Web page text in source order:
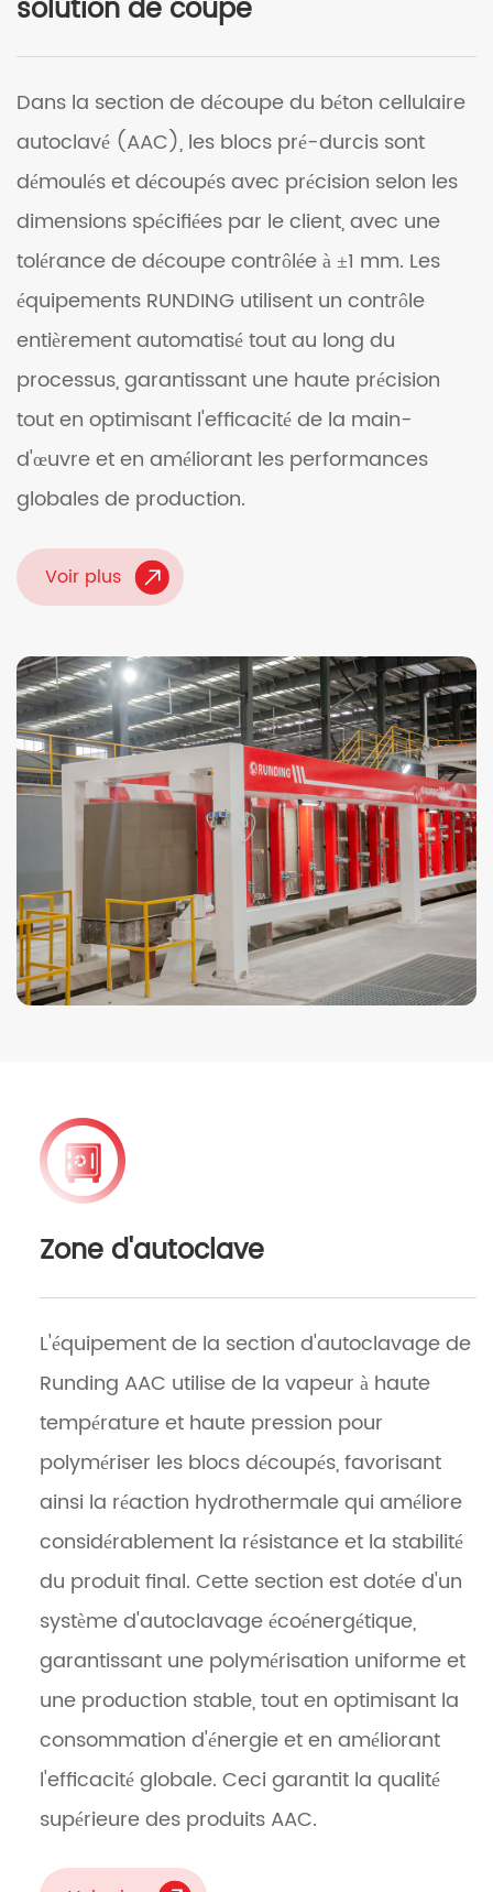
solution de coupe
Dans la section de découpe du béton cellulaire
autoclavé (AAC), les blocs pré-durcis sont
démoulés et découpés avec précision selon les
dimensions spécifiées par le client, avec une
tolérance de découpe contrôlée à ±1 mm. Les
équipements RUNDING utilisent un contrôle
entièrement automatisé tout au long du
processus, garantissant une haute précision
tout en optimisant l'efficacité de la main-
d'œuvre et en améliorant les performances
globales de production.
Voir plus
Zone d'autoclave
L'équipement de la section d'autoclavage de
Runding AAC utilise de la vapeur à haute
température et haute pression pour
polymériser les blocs découpés, favorisant
ainsi la réaction hydrothermale qui améliore
considérablement la résistance et la stabilité
du produit final. Cette section est dotée d'un
système d'autoclavage écoénergétique,
garantissant une polymérisation uniforme et
une production stable, tout en optimisant la
consommation d'énergie et en améliorant
l'efficacité globale. Ceci garantit la qualité
supérieure des produits AAC.